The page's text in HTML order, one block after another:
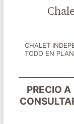
CHALET
TODO EN
PRECIO A